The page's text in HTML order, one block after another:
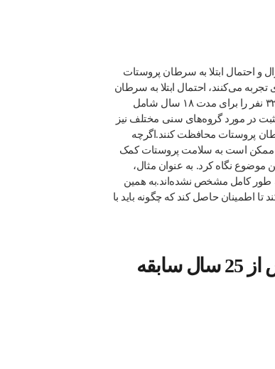
و احتمال ابتلا به سرطان پروستات
می‌کنند، احتمال ابتلا به سرطان
پروستات کمتری دارند. این نتایج از یک مطالعه بزرگ در سال ۲۰۱۶ به‌دست آمده است که حدود ۳۲۰۰۰ نفر را برای مدت ۱۸ سال شامل
در مورد گروه‌های سنی مختلف نیز
پروستات محافظت کنند.اگرچه
ممکن است به سلامت پروستات کمک
موضوع نگاه کرد. به عنوان مثال،
طور کامل مشخص نشده‌اند.به همین
اطمینان حاصل کند که چگونه باید با
نظر متخصص طب پیشگیری دکتر عباس انتظاری با بیش از 25 سال سابقه